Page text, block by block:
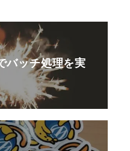
ッチ処理を実